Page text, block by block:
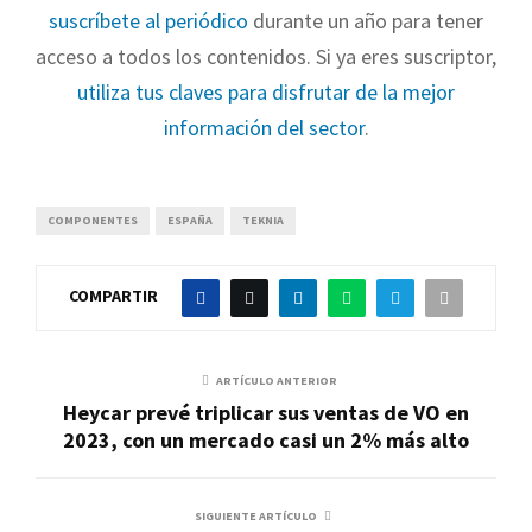
suscríbete al periódico durante un año para tener
acceso a todos los contenidos. Si ya eres suscriptor,
utiliza tus claves para disfrutar de la mejor
información del sector.
COMPONENTES ESPAÑA TEKNIA
COMPARTIR
ARTÍCULO ANTERIOR
Heycar prevé triplicar sus ventas de VO en
2023, con un mercado casi un 2% más alto
SIGUIENTE ARTÍCULO